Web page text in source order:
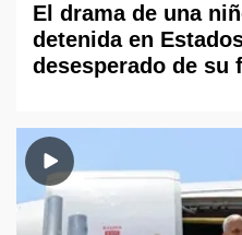
El drama de una
detenida en
desesperado de su